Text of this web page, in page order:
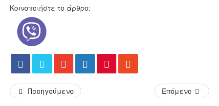
Κοινοποιήστε το άρθρο:
Προηγούμενο Επόμενο